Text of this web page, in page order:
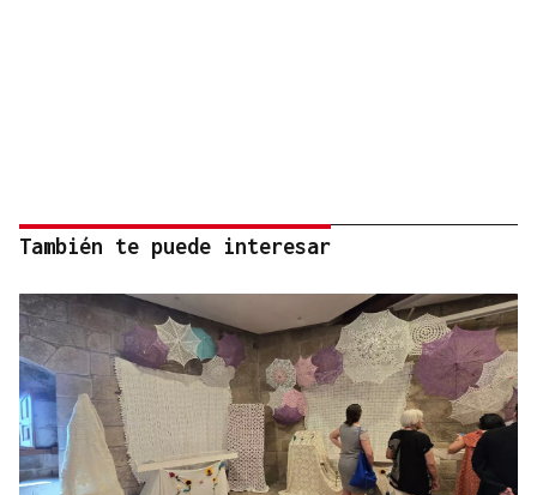
También te puede interesar